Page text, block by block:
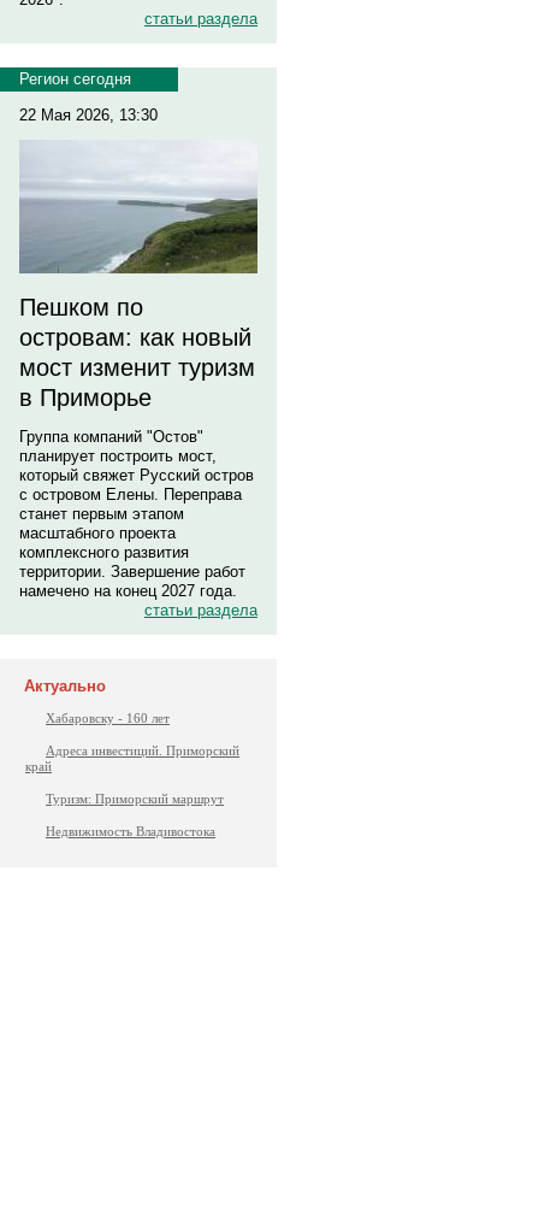
статьи раздела
Регион сегодня
22 Мая 2026, 13:30
Пешком по
островам: как новый
мост изменит туризм
в Приморье
Группа компаний "Остов"
планирует построить мост,
который свяжет Русский остров
с островом Елены. Переправа
станет первым этапом
масштабного проекта
комплексного развития
территории. Завершение работ
намечено на конец 2027 года.
статьи раздела
Актуально
Хабаровску - 160 лет
Адреса инвестиций. Приморский
край
Туризм: Приморский маршрут
Недвижимость Владивостока